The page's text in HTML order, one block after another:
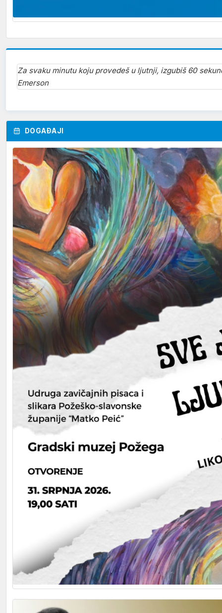
Za svaku minutu koju provedeš u ljutnji, izgubiš 60
Emerson
DOGAĐAJI